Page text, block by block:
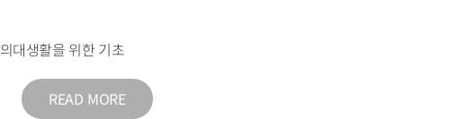
대생활을 위한 기초
READ MORE